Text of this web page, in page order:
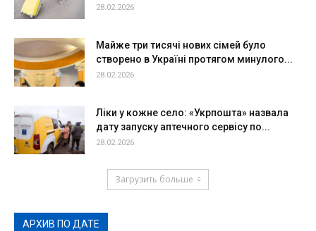
28.02.2026
Майже три тисячі нових сімей було
створено в Україні протягом минулого...
28.02.2026
Ліки у кожне село: «Укрпошта» назвала
дату запуску аптечного сервісу по...
28.02.2026
Загрузить больше
АРХИВ ПО ДАТЕ